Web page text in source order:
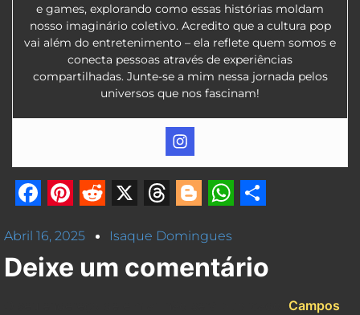
e games, explorando como essas histórias moldam
nosso imaginário coletivo. Acredito que a cultura pop
vai além do entretenimento – ela reflete quem somos e
conecta pessoas através de experiências
compartilhadas. Junte-se a mim nessa jornada pelos
universos que nos fascinam!
Abril 16, 2025 Isaque Domingues
Deixe um comentário
Campos